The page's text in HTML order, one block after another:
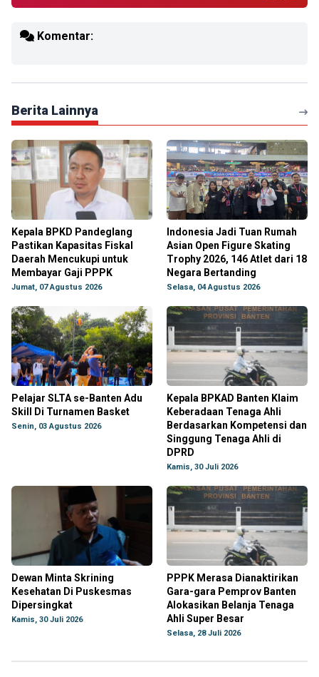
Komentar:
Berita Lainnya
Kepala BPKD Pandeglang
Pastikan Kapasitas Fiskal
Daerah Mencukupi untuk
Membayar Gaji PPPK
Jumat, 07 Agustus 2026
Indonesia Jadi Tuan Rumah
Asian Open Figure Skating
Trophy 2026, 146 Atlet dari 18
Negara Bertanding
Selasa, 04 Agustus 2026
Pelajar SLTA se-Banten Adu
Skill Di Turnamen Basket
Senin, 03 Agustus 2026
Kepala BPKAD Banten Klaim
Keberadaan Tenaga Ahli
Berdasarkan Kompetensi dan
Singgung Tenaga Ahli di
DPRD
Kamis, 30 Juli 2026
Dewan Minta Skrining
Kesehatan Di Puskesmas
Dipersingkat
Kamis, 30 Juli 2026
PPPK Merasa Dianaktirikan
Gara-gara Pemprov Banten
Alokasikan Belanja Tenaga
Ahli Super Besar
Selasa, 28 Juli 2026